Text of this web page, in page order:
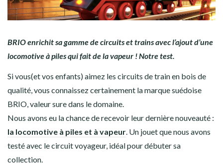
BRIO enrichit sa gamme de circuits et trains avec l’ajout d’une
locomotive à piles qui fait de la vapeur ! Notre test.
Si vous(et vos enfants) aimez les circuits de train en bois de
qualité, vous connaissez certainement la marque suédoise
BRIO, valeur sure dans le domaine.
Nous avons eu la chance de recevoir leur dernière nouveauté :
la locomotive à piles et à vapeur. Un jouet que nous avons
testé avec le circuit voyageur, idéal pour débuter sa
collection.